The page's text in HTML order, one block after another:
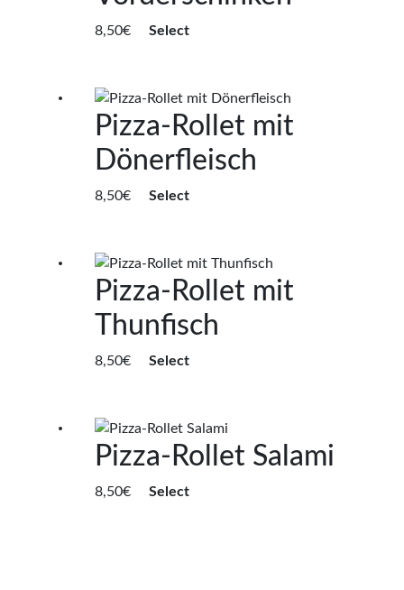
8,50€ Select
Pizza-Rollet mit
Dönerfleisch
8,50€ Select
Pizza-Rollet mit
Thunfisch
8,50€ Select
Pizza-Rollet Salami
8,50€ Select